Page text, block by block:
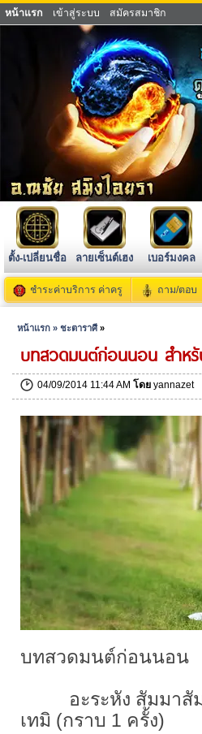
หน้าแรก เข้าสู่ระบบ สมัครสมาชิก
ตั้ง-เปลี่ยนชื่อ ลายเซ็นต์เฮง เบอร์มงคล
ชำระค่าบริการ ค่าครู ถาม/ตอบ
หน้าแรก »ชะตาราศี»
บทสวดมนต์ก่อนนอน สำหรั
04/09/2014 11:44 AM โดย yannazet
บทสวดมนต์ก่อนนอน
อะระหัง สัมมาสัมพุ
เทมิ (กราบ 1 ครั้ง)